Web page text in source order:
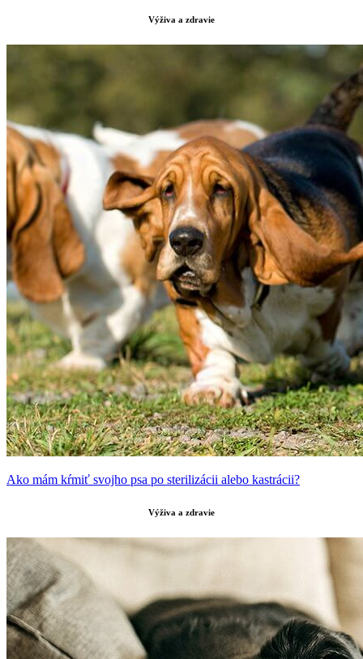
Výživa a zdravie
Ako mám kŕmiť svojho psa po sterilizácii alebo kastrácii?
Výživa a zdravie